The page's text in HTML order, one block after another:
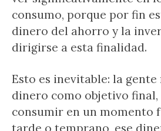
consumo, porque por fin
dinero del ahorro y la
dirigirse a esta finalidad.
Esto es inevitable: la
dinero como objetivo
consumir en un momento
tarde o temprano, ese